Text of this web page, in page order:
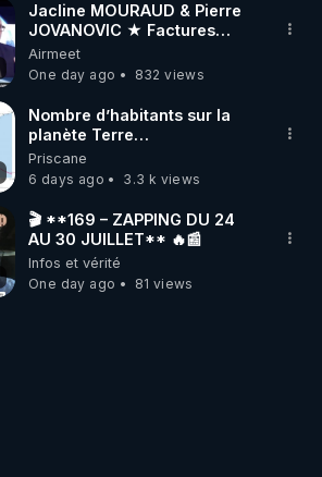
Jacline MOURAUD & Pierre
JOVANOVIC ★ Factures
Impayées : Où Est Passé Le
Pognon ?
Airmeet
One day ago
832 views
Nombre d’habitants sur la
planète Terre…
Priscane
6 days ago
3.3 k views
🎬 **169 – ZAPPING DU 24
AU 30 JUILLET** 🔥📰
Infos et vérité
One day ago
81 views